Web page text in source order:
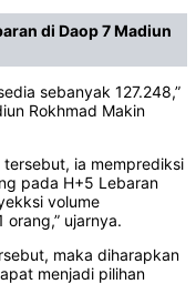
di Daop 7 Madiun
sebanyak 127.248,”
Rokhmad Makin
ia memprediksi
pada H+5 Lebaran
volume
ujarnya.
maka diharapkan
menjadi pilihan